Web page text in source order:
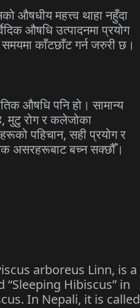
औषधीय महत्त्व थाहा नहुँदा
औषधि उत्पादनमा प्रयोग
काँटछाँट गर्न जरुरी छ।
औषधि पनि हो। सामान्य
मुटु रोग र कलेजोका
पहिचान, सही प्रयोग र
असरहरूबाट बच्न सक्छौँ।
arboreus Linn, is a
Hibiscus” in
In Nepali, it is called